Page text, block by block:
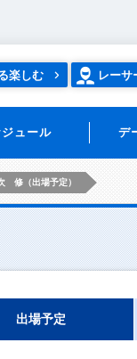
楽しむ レーサ
ュール デ
修（出場予定）
出場予定